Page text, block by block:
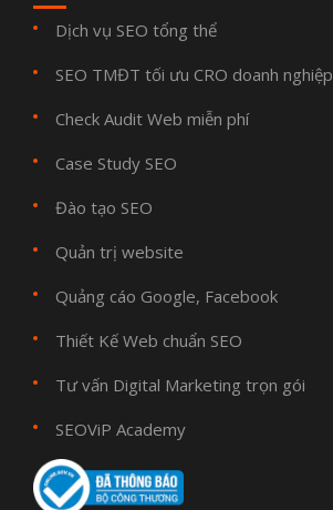
Dịch vụ SEO tổng thể
SEO TMĐT tối ưu CRO doanh nghiệp
Check Audit Web miễn phí
Case Study SEO
Đào tạo SEO
Quản trị website
Quảng cáo Google, Facebook
Thiết Kế Web chuẩn SEO
Tư vấn Digital Marketing trọn gói
SEOViP Academy